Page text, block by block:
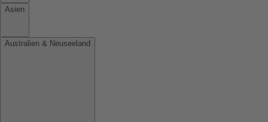
Asien
Australien & Neuseeland